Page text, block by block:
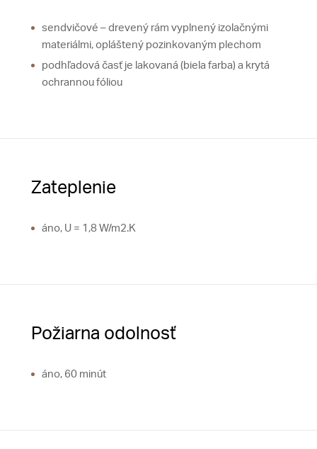
sendvičové – drevený rám vyplnený izolačnými
materiálmi, opláštený pozinkovaným plechom
podhľadová časť je lakovaná (biela farba) a krytá
ochrannou fóliou
Zateplenie
áno, U = 1,8 W/m2.K
Požiarna odolnosť
áno, 60 minút